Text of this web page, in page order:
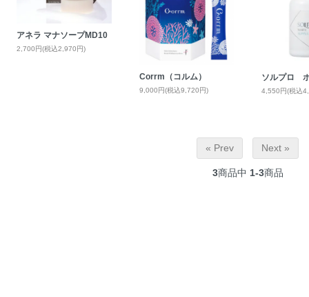
アネラ マナソープMD10
2,700円(税込2,970円)
Corrm（コルム）
9,000円(税込9,720円)
ソルプロ
4,550円(税込
« Prev Next »
3商品中 1-3商品